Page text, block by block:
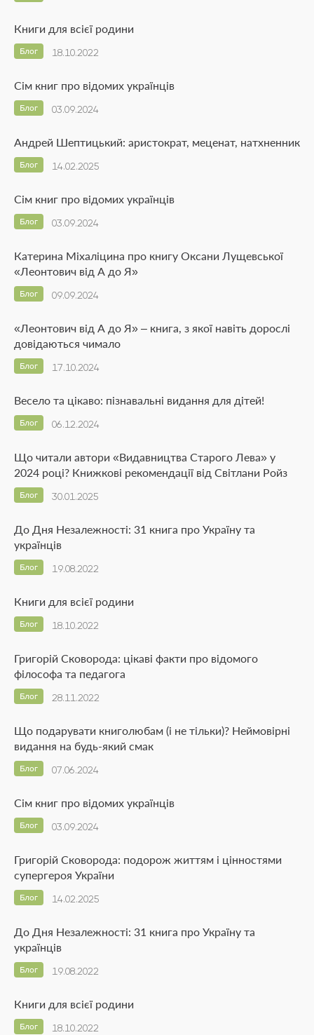
Книги для всієї родини
18.10.2022
Блог
Сім книг про відомих українців
03.09.2024
Блог
Андрей Шептицький: аристократ, меценат, натхненник
14.02.2025
Блог
Сім книг про відомих українців
03.09.2024
Блог
Катерина Міхаліцина про книгу Оксани Лущевської
«Леонтович від А до Я»
09.09.2024
Блог
«Леонтович від А до Я» – книга, з якої навіть дорослі
довідаються чимало
17.10.2024
Блог
Весело та цікаво: пізнавальні видання для дітей!
06.12.2024
Блог
Що читали автори «Видавництва Старого Лева» у
2024 році? Книжкові рекомендації від Світлани Ройз
30.01.2025
Блог
До Дня Незалежності: 31 книга про Україну та
українців
19.08.2022
Блог
Книги для всієї родини
18.10.2022
Блог
Григорій Сковорода: цікаві факти про відомого
філософа та педагога
28.11.2022
Блог
Що подарувати книголюбам (і не тільки)? Неймовірні
видання на будь-який смак
07.06.2024
Блог
Сім книг про відомих українців
03.09.2024
Блог
Григорій Сковорода: подорож життям і цінностями
супергероя України
14.02.2025
Блог
До Дня Незалежності: 31 книга про Україну та
українців
19.08.2022
Блог
Книги для всієї родини
18.10.2022
Блог